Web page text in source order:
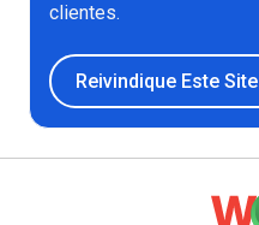
clientes.
Reivindique Este Site